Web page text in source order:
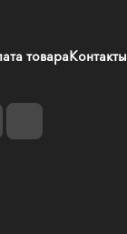
товараКонтакты